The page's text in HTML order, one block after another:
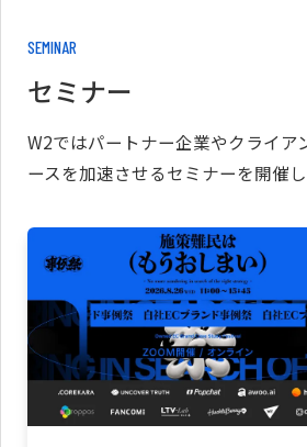
SEMINAR
セミナー
W2ではパートナー企業やクライア
ースを加速させるセミナーを開催し